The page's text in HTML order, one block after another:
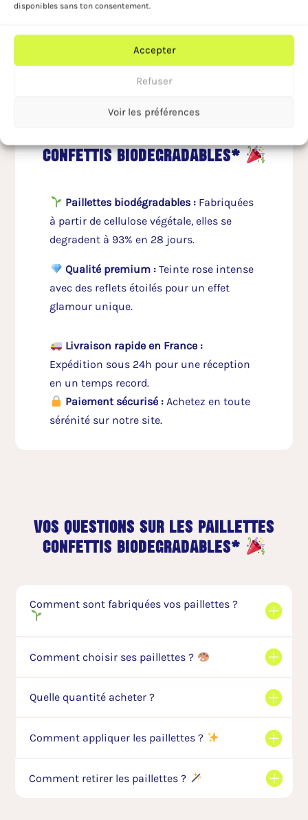
disponibles sans ton consentement.
Accepter
Refuser
Voir les préférences
met de bonne humeur !
confettis biodegradables*
Paillettes biodégradables:Fabriquées
à partir de cellulose végétale, elles se
degradent à 93% en 28 jours.
Qualité premium :Teinte rose intense
avec des reflets étoilés pour un effet
glamour unique.
Livraison rapide en France :
Expédition sous 24h pour une réception
en un temps record.
Paiement sécurisé :Achetez en toute
sérénité sur notre site.
vos questions sur les paillettes
confettis biodegradables*
Comment sont fabriquées vos paillettes ?
Comment choisir ses paillettes ?
Quelle quantité acheter ?
Comment appliquer les paillettes ?
Comment retirer les paillettes ?